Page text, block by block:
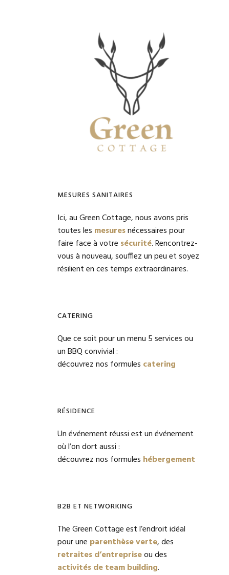
Primary
Sidebar
MESURES SANITAIRES
Ici, au Green Cottage, nous avons pris
toutes les mesuresnécessaires pour
faire face à votre sécurité. Rencontrez-
vous à nouveau, soufflez un peu et soyez
résilient en ces temps extraordinaires.
CATERING
Que ce soit pour un menu 5 services ou
un BBQ convivial :
découvrez nos formules catering
RÉSIDENCE
Un événement réussi est un événement
où l’on dort aussi :
découvrez nos formules hébergement
B2B ET NETWORKING
The Green Cottage est l’endroit idéal
pour une parenthèse verte, des
retraites d’entrepriseou des
activités de team building.